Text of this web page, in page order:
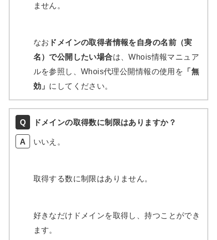
ません。
なお ドメインの取得者情報を自身の名前（実
名）で公開したい場合は、Whois情報マニュア
ルを参照し、Whois代理公開情報の使用を 「無
効」 にしてください。
ドメインの取得数に制限はありますか？
いいえ。
取得する数に制限はありません。
好きなだけドメインを取得し、持つことができ
ます。